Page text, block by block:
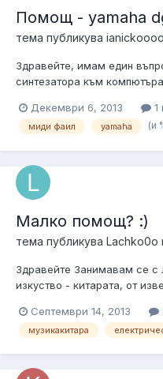
Помощ - yamaha
тема публикува
Здравейте, имам един
синтезатора към
Декември 6, 2013
1
миди фаил yamaha (и
Малко помощ? :)
тема публикува Lachko0o
Здравейте Занимавам се с
изкуство - китарата, от
се постепенно да навлеза
ми е - как да разпозная кои
Септември 14, 2013
музикакитара